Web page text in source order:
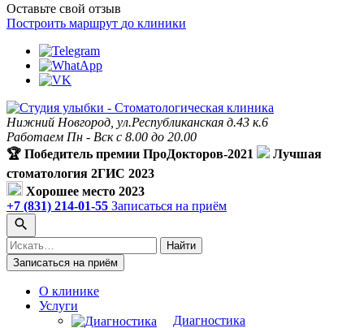
Оставьте свой отзыв
Построить маршрут до клиники
Нижний Новгород, ул.Республиканская д.43 к.6
Работаем Пн - Вск с 8.00 до 20.00
🏆 Победитель премии ПроДокторов-2021
Лучшая
стоматология 2ГИС 2023
Хорошее место 2023
+7 (831) 214-01-55 Записаться на приём
Поиск
по
сайту
Найти
Записаться на приём
О клинике
Услуги
Диагностика